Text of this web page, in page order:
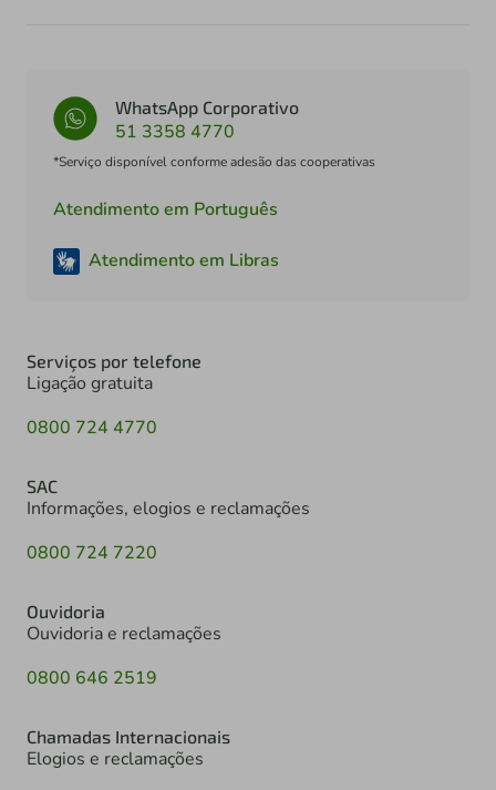
WhatsApp Corporativo
51 3358 4770
*Serviço disponível conforme adesão das cooperativas
Atendimento em Português
Atendimento em Libras
Serviços por telefone
Ligação gratuita
0800 724 4770
SAC
Informações, elogios e reclamações
0800 724 7220
Ouvidoria
Ouvidoria e reclamações
0800 646 2519
Chamadas Internacionais
Elogios e reclamações